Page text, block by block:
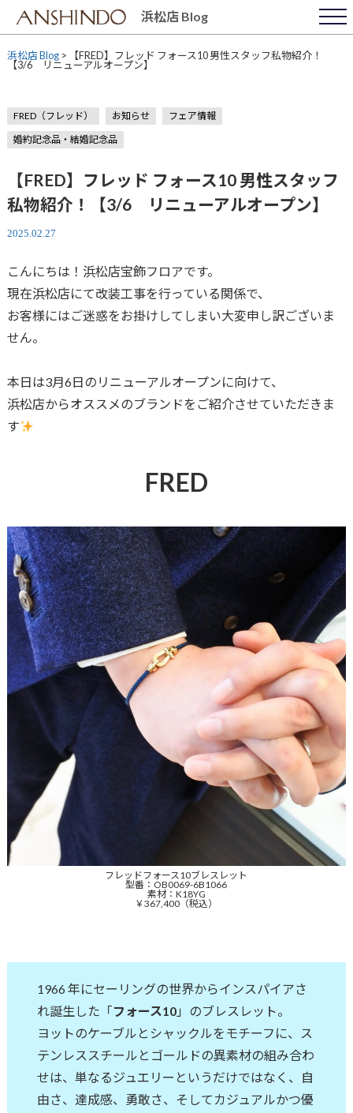
content
浜松店 Blog
浜松店 Blog> 【FRED】フレッド フォース10 男性スタッフ私物紹介！
【3/6 リニューアルオープン】
FRED（フレッド） お知らせ
フェア情報
婚約記念品・結婚記念品
【FRED】フレッド フォース10 男性スタッフ
私物紹介！【3/6 リニューアルオープン】
2025.02.27
こんにちは！浜松店宝飾フロアです。
現在浜松店にて改装工事を行っている関係で、
お客様にはご迷惑をお掛けしてしまい大変申し訳ございま
せん。
本日は3月6日のリニューアルオープンに向けて、
浜松店からオススメのブランドをご紹介させていただきま
す
FRED
フレッドフォース10ブレスレット
型番：OB0069-6B1066
素材：K18YG
￥367,400（税込）
1966 年にセーリングの世界からインスパイアさ
れ誕生した「フォース10」のブレスレット。
ヨットのケーブルとシャックルをモチーフに、ス
テンレススチールとゴールドの異素材の組み合わ
せは、単なるジュエリーというだけではなく、自
由さ、達成感、勇敢さ、そしてカジュアルかつ優